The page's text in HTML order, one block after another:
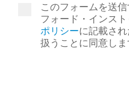
このフォームを送
フォード・インス
ポリシーに記載さ
扱うことに同意しま